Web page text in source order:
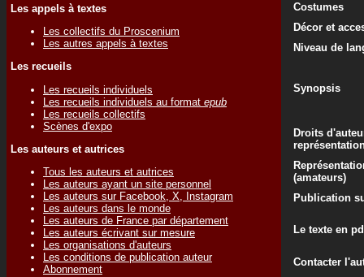
Les appels à textes
Les collectifs du Proscenium
Les autres appels à textes
Les recueils
Les recueils individuels
Les recueils individuels au format epub
Les recueils collectifs
Scènes d'expo
Les auteurs et autrices
Tous les auteurs et autrices
Les auteurs ayant un site personnel
Les auteurs sur Facebook, X, Instagram
Les auteurs dans le monde
Les auteurs de France par département
Les auteurs écrivant sur mesure
Les organisations d'auteurs
Les conditions de publication auteur
Abonnement
Costumes
Décor et
Niveau de
Synopsis
Droits
(amateurs)
Publication
Le texte en
Contacter